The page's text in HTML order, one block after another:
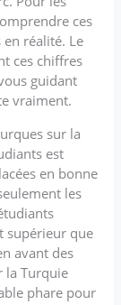
ces
réalité. Le
ces chiffres
guidant
vraiment.
sur la
est
en bonne
les
supérieur que
avant des
la Turquie
phare pour